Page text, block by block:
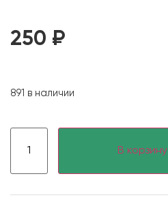
250 ₽
891 в наличии
В корзину